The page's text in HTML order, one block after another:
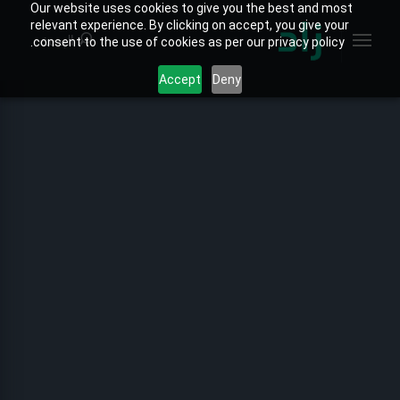
Our website uses cookies to give you the best and most
relevant experience. By clicking on accept, you give your
consent to the use of cookies as per our privacy policy.
Deny
Accept
البحث